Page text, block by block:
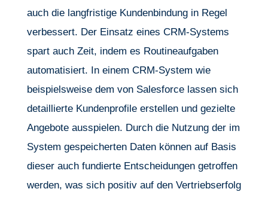
auch die langfristige Kundenbindung in Regel
verbessert. Der Einsatz eines CRM-Systems
spart auch Zeit, indem es Routineaufgaben
automatisiert. In einem CRM-System wie
beispielsweise dem von Salesforce lassen sich
detaillierte Kundenprofile erstellen und gezielte
Angebote ausspielen. Durch die Nutzung der im
System gespeicherten Daten können auf Basis
dieser auch fundierte Entscheidungen getroffen
werden, was sich positiv auf den Vertriebserfolg